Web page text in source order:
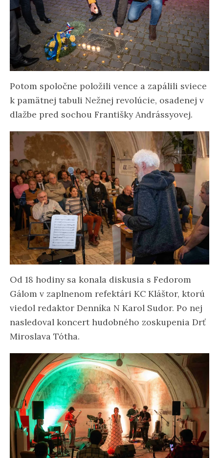
Potom spoločne položili vence a zapálili sviece
k pamätnej tabuli Nežnej revolúcie, osadenej v
dlažbe pred sochou Františky Andrássyovej.
Od 18 hodiny sa konala diskusia s Fedorom
Gálom v zaplnenom refektári KC Kláštor, ktorú
viedol redaktor Denníka N Karol Sudor. Po nej
nasledoval koncert hudobného zoskupenia Drť
Miroslava Tótha.